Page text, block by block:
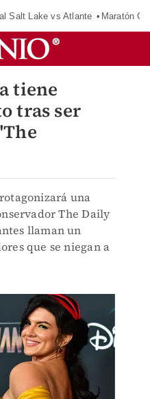
Salt Lake vs Atlante Maratón
tiene
tras ser
una
The Daily
llaman un
que se niegan a